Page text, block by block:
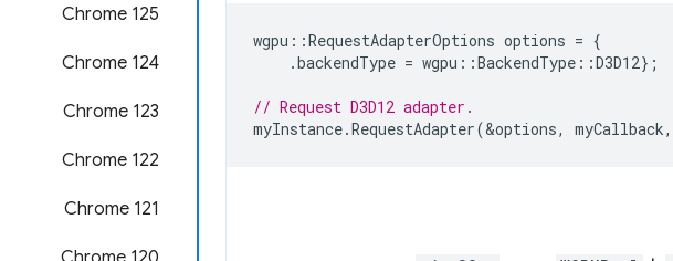
‫Chrome 125
Chrome 124
Chrome 123
Chrome 122
Chrome 121
wgpu ::RequestAdapterOptions options = {
.backendType = wgpu ::BackendType ::D3D12};
// Request D3D12 adapter.
myInstance.RequestAdapter(&options, myCallback,